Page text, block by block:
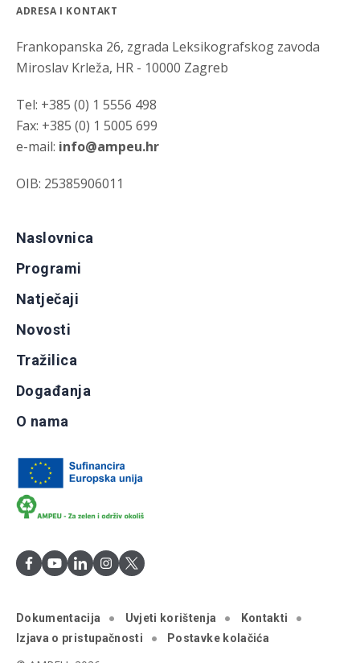
ADRESA I KONTAKT
Frankopanska 26, zgrada Leksikografskog zavoda
Miroslav Krleža, HR - 10000 Zagreb
Tel: +385 (0) 1 5556 498
Fax: +385 (0) 1 5005 699
e-mail: info@ampeu.hr
OIB: 25385906011
Naslovnica
Programi
Natječaji
Novosti
Tražilica
Događanja
O nama
Dokumentacija Uvjeti korištenja
Kontakti
Izjava o pristupačnosti
Postavke kolačića